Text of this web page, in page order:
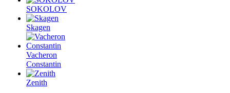
SOKOLOV
Skagen
Vacheron
Constantin
Zenith